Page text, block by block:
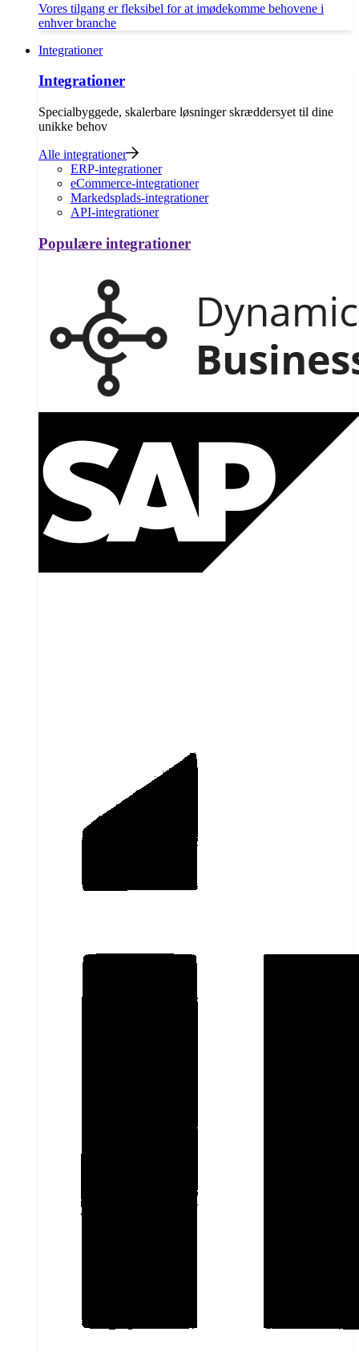
Vores tilgang er fleksibel for at imødekomme behovene i
enhver branche
Integrationer
Integrationer
Specialbyggede, skalerbare løsninger skræddersyet til dine
unikke behov
Alle integrationer
ERP-integrationer
eCommerce-integrationer
Markedsplads-integrationer
API-integrationer
Populære integrationer